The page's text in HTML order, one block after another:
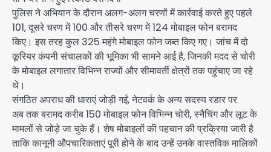
पुलिस ने अभियान के दौरान अलग-अलग चरणों में कार्रवाई करते हुए पहले
101, दूसरे चरण में 100 और तीसरे चरण में 124 मोबाइल फोन बरामद
किए। इस तरह कुल 325 महंगे मोबाइल फोन जब्त किए गए। जांच में दो
कूरियर कंपनी संचालकों की भूमिका भी सामने आई है, जिनकी मदद से चोरी
के मोबाइल लगातार विभिन्न राज्यों और सीमावर्ती क्षेत्रों तक पहुंचाए जा रहे
थे।
संगठित अपराध की धाराएं जोड़ी गईं, नेटवर्क के अन्य सदस्य रडार पर
अब तक बरामद करीब 150 मोबाइल फोन विभिन्न चोरी, स्नैचिंग और लूट के
मामलों से जोड़े जा चुके हैं। शेष मोबाइलों की पहचान की प्रक्रिया जारी है
ताकि कानूनी औपचारिकताएं पूरी होने के बाद उन्हें उनके वास्तविक मालिकों